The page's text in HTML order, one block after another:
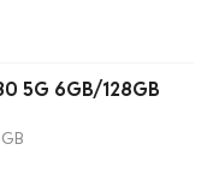
5G 6GB/128GB